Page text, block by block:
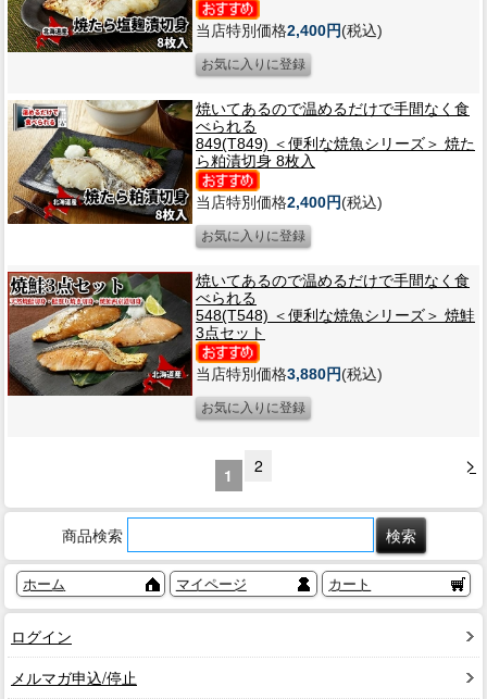
当店特別価格2,400円(税込)
焼いてあるので温めるだけで手間なく食
べられる
849(T849) ＜便利な焼魚シリーズ＞ 焼た
ら粕漬切身 8枚入
当店特別価格2,400円(税込)
焼いてあるので温めるだけで手間なく食
べられる
548(T548) ＜便利な焼魚シリーズ＞ 焼鮭
3点セット
当店特別価格3,880円(税込)
>
1 2
商品検索
ホーム マイページ カート
ログイン
メルマガ申込/停止